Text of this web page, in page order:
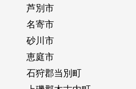
芦別市
名寄市
砂川市
恵庭市
石狩郡当別町